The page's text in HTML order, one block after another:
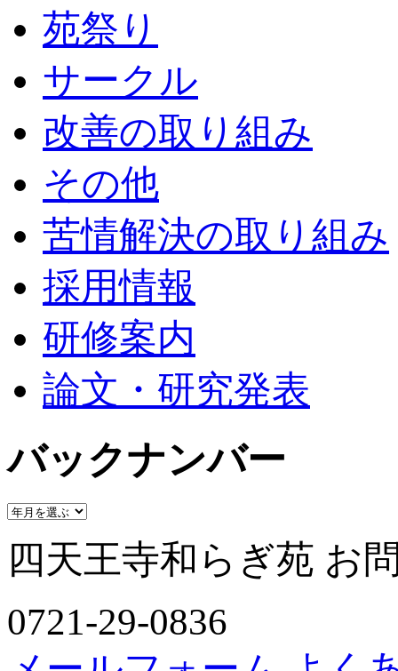
苑祭り
サークル
改善の取り組み
その他
苦情解決の取り組み
採用情報
研修案内
論文・研究発表
バックナンバー
四天王寺和らぎ苑 お
0721-29-0836